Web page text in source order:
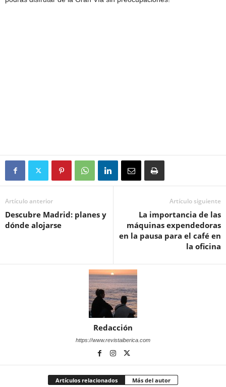
Artículo anterior
Descubre Madrid: planes y
dónde alojarse
Artículo siguiente
La importancia de las
máquinas expendedoras
en la pausa para el café en
la oficina
Redacción
https://www.revistaiberica.com
Artículos relacionados Más del autor